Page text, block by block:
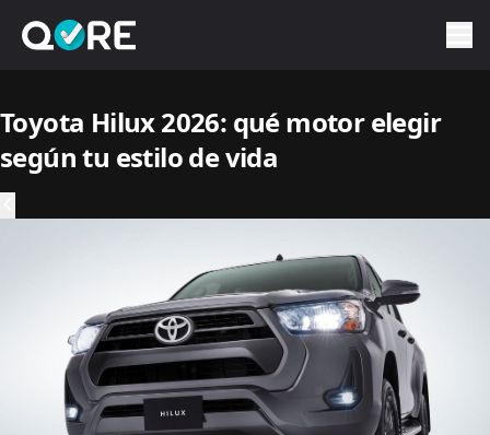
Toyota Hilux 2026: qué motor elegir
según tu estilo de vida